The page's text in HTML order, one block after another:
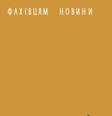
ФАХІВЦЯМ
НОВИНИ